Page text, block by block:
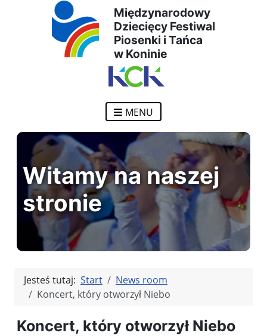
treści
głównej
menu
nawigacyjnego
wyszukiwarki
mapy
strony
Międzynarodowy
Dziecięcy Festiwal
Piosenki i Tańca
w Koninie
MENU
Witamy na naszej
stronie
Jesteś tutaj: Start
News room
Koncert, który otworzył Niebo
Koncert, który otworzył Niebo